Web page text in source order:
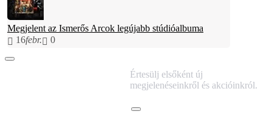
Megjelent az Ismerős Arcok legújabb stúdióalbuma
16febr. 0
Értesülj elsőként új
megjelenéseinkről és akcióinkról.